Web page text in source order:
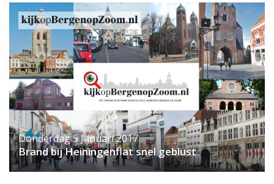
Donderdag 5 Januari 2017
Brand bij Heiningenflat snel geblust